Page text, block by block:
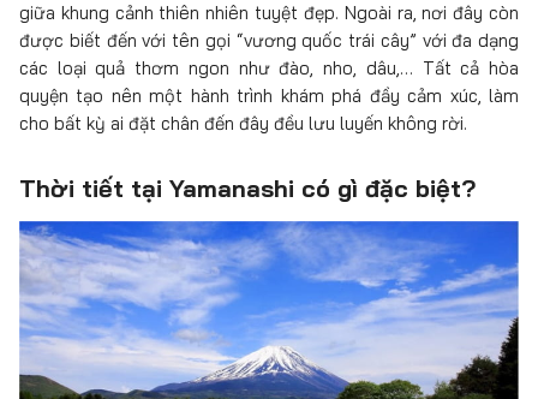
giữa khung cảnh thiên nhiên tuyệt đẹp. Ngoài ra, nơi đây còn
được biết đến với tên gọi “vương quốc trái cây” với đa dạng
các loại quả thơm ngon như đào, nho, dâu,… Tất cả hòa
quyện tạo nên một hành trình khám phá đầy cảm xúc, làm
cho bất kỳ ai đặt chân đến đây đều lưu luyến không rời.
Thời tiết tại Yamanashi có gì đặc biệt?